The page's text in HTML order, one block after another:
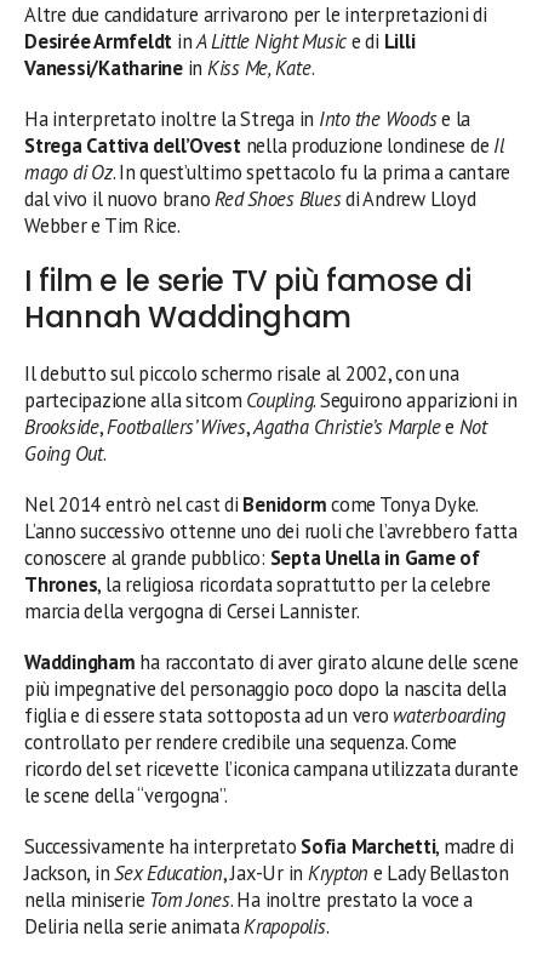
Altre due candidature arrivarono per le interpretazioni di
Desirée Armfeldt inA Little Night Musice di Lilli
Vanessi/Katharinein Kiss Me, Kate.
Ha interpretato inoltre la Strega in Into the Woodse la
Strega Cattiva dell’Ovestnella produzione londinese de Il
mago di Oz. In quest’ultimo spettacolo fu la prima a cantare
dal vivo il nuovo branoRed Shoes Bluesdi Andrew Lloyd
Webber e Tim Rice.
I film e le serie TV più famose di
Hannah Waddingham
Il debutto sul piccolo schermo risale al 2002, con una
partecipazione alla sitcom Coupling. Seguirono apparizioni in
Brookside,Footballers’ Wives,Agatha Christie’s Marplee Not
Going Out.
Nel 2014 entrò nel cast di Benidormcome Tonya Dyke.
L’anno successivo ottenne uno dei ruoli che l’avrebbero fatta
conoscere al grande pubblico: Septa Unella in Game of
Thrones, la religiosa ricordata soprattutto per la celebre
marcia della vergogna di Cersei Lannister.
Waddingham ha raccontato di aver girato alcune delle scene
più impegnative del personaggio poco dopo la nascita della
figlia e di essere stata sottoposta ad un vero waterboarding
controllato per rendere credibile una sequenza. Come
ricordo del set ricevette l’iconica campana utilizzata durante
le scene della “vergogna”.
Successivamente ha interpretato Sofia Marchetti, madre di
Jackson, inSex Education, Jax-Ur in Krypton e Lady Bellaston
nella miniserie Tom Jones. Ha inoltre prestato la voce a
Deliria nella serie animataKrapopolis.